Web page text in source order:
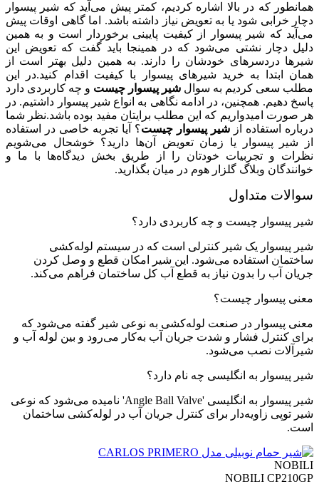
همانطور که در بالا اشاره کردیم، کمتر پیش می‌آید که شیر پیسوار
دچار خرابی شود یا به تعویض نیاز داشته باشد. اما گاهی اوقات پیش
می‌آید که شیر پیسوار از کیفیت پایینی برخوردار است و به همین
دلیل دچار نشتی می‌شود که در همینجا باید گفت که تعویض این
شیرها دردسرهای خودشان را دارند. به همین دلیل بهتر است از
همان ابتدا به خرید شیرهای پیسوار با کیفیت اقدام کنید.در این
مطلب سعی کردیم به سوال شیر پیسوار چیست و چه کاربردی دارد
پاسخ دهیم. همچنین، در ادامه نگاهی به انواع شیر پیسوار داشتیم. در
هر صورت امیدواریم که این مطلب برایتان مفید بوده باشد.نظر شما
درباره استفاده از شیر پیسوار چیست؟ آیا تجربه خاصی در استفاده
از شیر پیسوار یا زمان تعویض آن‌ها دارید؟ خوشحال می‌شویم
نظرات و تجربیات خودتان را از طریق بخش دیدگاه‌ها با ما و
خوانندگان وبلاگ گلزار هوم در میان بگذارید.
سوالات متداول
شیر پیسوار چیست و چه کاربردی دارد؟
شیر پیسوار یک شیر کنترلی است که در سیستم لوله‌کشی
ساختمان استفاده می‌شود. این شیر امکان قطع و وصل کردن
جریان آب را بدون نیاز به قطع آب کل ساختمان فراهم می‌کند.
معنی پیسوار چیست؟
معنی پیسوار در صنعت لوله‌کشی به نوعی شیر گفته می‌شود که
برای کنترل فشار و شدت جریان آب به‌کار می‌رود و بین لوله آب و
شیرآلات نصب می‌شود.
شیر پیسوار به انگلیسی چه نام دارد؟
شیر پیسوار به انگلیسی 'Angle Ball Valve' نامیده می‌شود که نوعی
شیر توپی زاویه‌دار برای کنترل جریان آب در لوله‌کشی ساختمان
است.
NOBILI
NOBILI CP210GP